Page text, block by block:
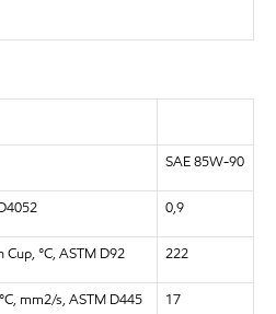
SAE 85W-90
0,9
°C, ASTM D92 222
mm2/s, ASTM D445 17